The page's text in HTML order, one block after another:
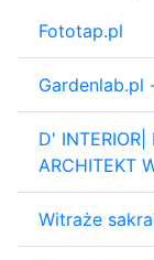
Fototap.pl
Gardenlab.pl
D' INTERIOR|
ARCHITEKT
Witraże